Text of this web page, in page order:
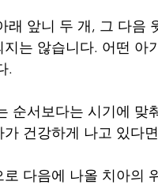
래 앞니 두 개, 그 다음
는 않습니다. 어떤 아
.
순서보다는 시기에
건강하게 나고 있다
다음에 나올 치아의